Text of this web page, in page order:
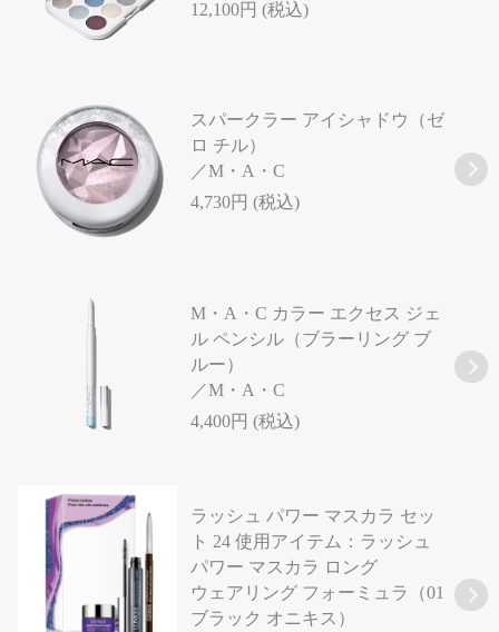
12,100円 (税込)
スパークラー アイシャドウ（ゼ
ロ チル）
／M・A・C
4,730円 (税込)
M・A・C カラー エクセス ジェ
ル ペンシル（ブラーリング ブ
ルー）
／M・A・C
4,400円 (税込)
ラッシュ パワー マスカラ セッ
ト 24 使用アイテム：ラッシュ
パワー マスカラ ロング
ウェアリング フォーミュラ（01
ブラック オニキス）